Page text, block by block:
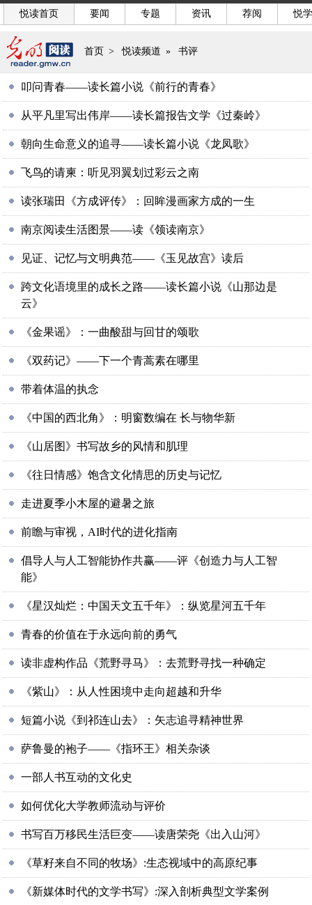
悦读首页 要闻 专题 资讯 荐阅 悦学
首页 > 悦读频道 » 书评
叩问青春——读长篇小说《前行的青春》
从平凡里写出伟岸——读长篇报告文学《过秦岭》
朝向生命意义的追寻——读长篇小说《龙凤歌》
飞鸟的请柬：听见羽翼划过彩云之南
读张瑞田《方成评传》：回眸漫画家方成的一生
南京阅读生活图景——读《领读南京》
见证、记忆与文明典范——《玉见故宫》读后
跨文化语境里的成长之路——读长篇小说《山那边是
云》
《金果谣》：一曲酸甜与回甘的颂歌
《双药记》——下一个青蒿素在哪里
带着体温的执念
《中国的西北角》：明窗数编在 长与物华新
《山居图》书写故乡的风情和肌理
《往日情感》饱含文化情思的历史与记忆
走进夏季小木屋的避暑之旅
前瞻与审视，AI时代的进化指南
倡导人与人工智能协作共赢——评《创造力与人工智
能》
《星汉灿烂：中国天文五千年》：纵览星河五千年
青春的价值在于永远向前的勇气
读非虚构作品《荒野寻马》：去荒野寻找一种确定
《紫山》：从人性困境中走向超越和升华
短篇小说《到祁连山去》：矢志追寻精神世界
萨鲁曼的袍子——《指环王》相关杂谈
一部人书互动的文化史
如何优化大学教师流动与评价
书写百万移民生活巨变——读唐荣尧《出入山河》
《草籽来自不同的牧场》:生态视域中的高原纪事
《新媒体时代的文学书写》:深入剖析典型文学案例